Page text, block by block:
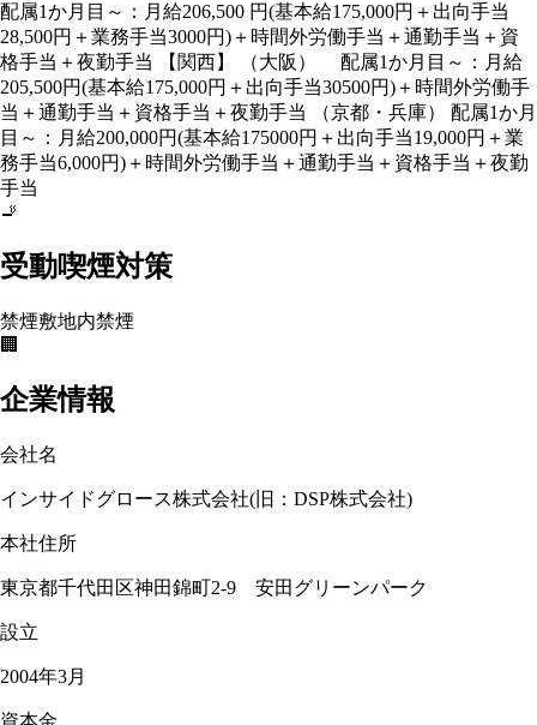
配属1か月目～：月給206,500 円(基本給175,000円＋出向手当
28,500円＋業務手当3000円)＋時間外労働手当＋通勤手当＋資
格手当＋夜勤手当 【関西】 （大阪） 配属1か月目～：月給
205,500円(基本給175,000円＋出向手当30500円)＋時間外労働手
当＋通勤手当＋資格手当＋夜勤手当 （京都・兵庫） 配属1か月
目～：月給200,000円(基本給175000円＋出向手当19,000円＋業
務手当6,000円)＋時間外労働手当＋通勤手当＋資格手当＋夜勤
手当
🚬
受動喫煙対策
禁煙敷地内禁煙
🏢
企業情報
会社名
インサイドグロース株式会社(旧：DSP株式会社)
本社住所
東京都千代田区神田錦町2-9 安田グリーンパーク
設立
2004年3月